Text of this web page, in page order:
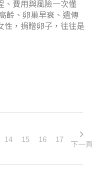
、費用與風險一次懂
齡、卵巢早衰、遺傳
性，捐贈卵子，往往是
14 15 16 17 下一頁